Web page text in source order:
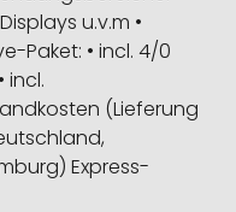
u.v.m •
Paket: • incl. 4/0
incl.
(Lieferung
Express-